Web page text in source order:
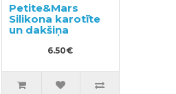
Petite&Mars
Silikona karotīte
un dakšiņa
6.50€